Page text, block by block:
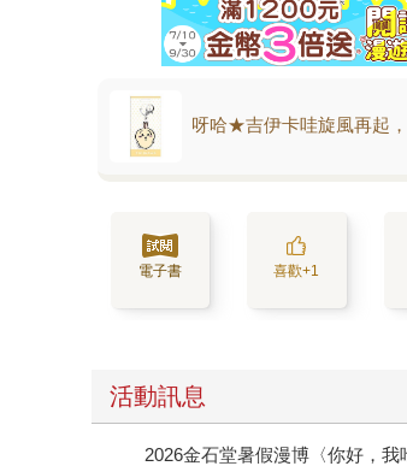
呀哈★吉伊卡哇旋風再起
電子書 喜歡+1
活動訊息
春光ｘ奇幻基地｜全書系展